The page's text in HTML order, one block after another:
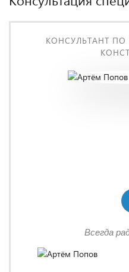
КОНСУЛЬТАНТ
Всегда